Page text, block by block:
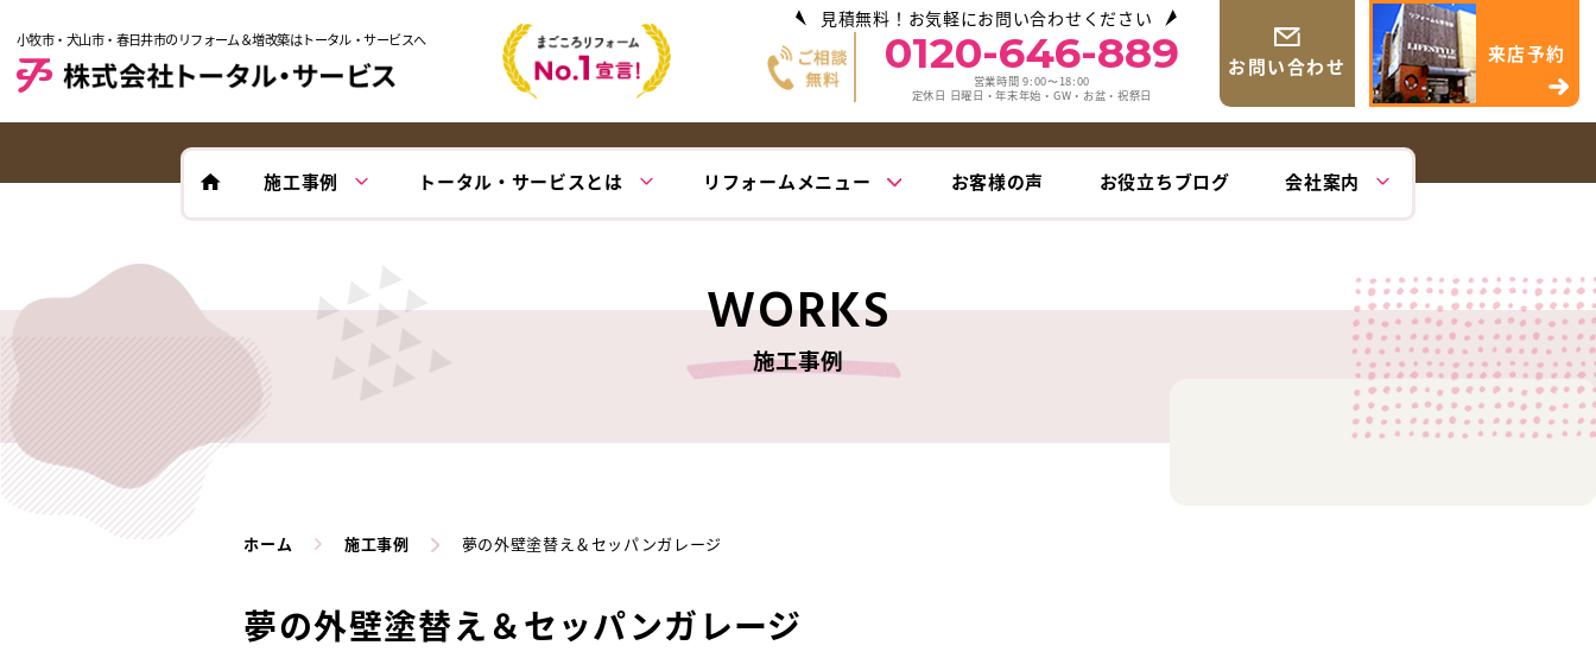
小牧市・犬山市・春日井市のリフォーム＆増改築はトータル・サービスへ
見積無料！お気軽にお問い合わせください
0120-646-889
営業時間 9:00〜18:00
定休日 日曜日・年末年始・GW・お盆・祝祭日
お問い合わせ
来店予約
施工事例 トータル・サービスとは リフォームメニュー お客様の声 お役立ちブログ 会社案内
WORKS
施工事例
ホーム 施工事例 夢の外壁塗替え＆セッパンガレージ
夢の外壁塗替え＆セッパンガレージ